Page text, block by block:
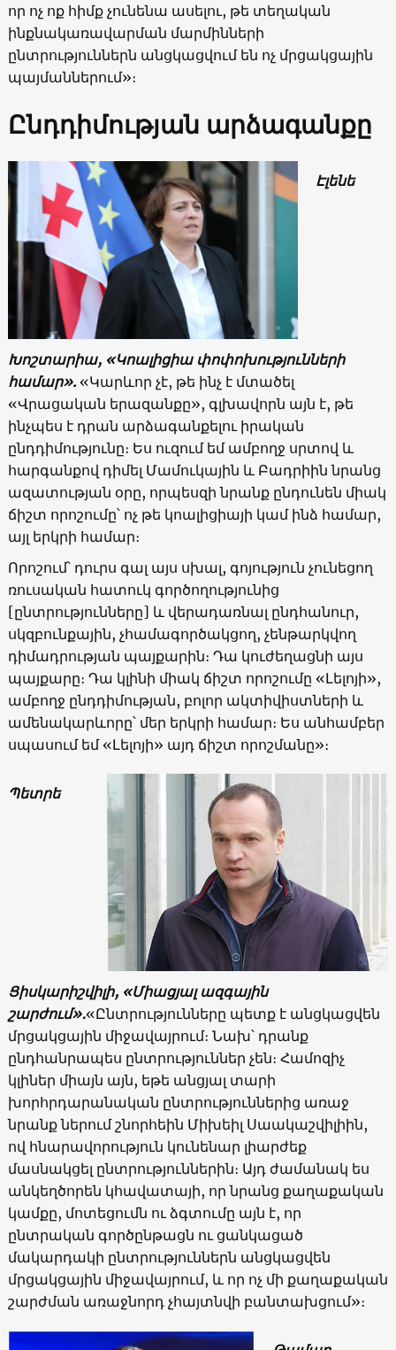
որ ոչ ոք հիմք չունենա ասելու, թե տեղական
ինքնակառավարման մարմինների
ընտրություններն անցկացվում են ոչ մրցակցային
պայմաններում»։
Ընդդիմության արձագանքը
Էլենե
Խոշտարիա, «Կոալիցիա փոփոխությունների
համար».«Կարևոր չէ, թե ինչ է մտածել
«Վրացական երազանքը», գլխավորն այն է, թե
ինչպես է դրան արձագանքելու իրական
ընդդիմությունը։ Ես ուզում եմ ամբողջ սրտով և
հարգանքով դիմել Մամուկային և Բադրիին նրանց
ազատության օրը, որպեսզի նրանք ընդունեն միակ
ճիշտ որոշումը՝ ոչ թե կոալիցիայի կամ ինձ համար,
այլ երկրի համար։
Որոշում՝ դուրս գալ այս սխալ, գոյություն չունեցող
ռուսական հատուկ գործողությունից
[ընտրությունները] և վերադառնալ ընդհանուր,
սկզբունքային, չհամագործակցող, չենթարկվող
դիմադրության պայքարին։ Դա կուժեղացնի այս
պայքարը։ Դա կլինի միակ ճիշտ որոշումը «Լելոյի»,
ամբողջ ընդդիմության, բոլոր ակտիվիստների և
ամենակարևորը՝ մեր երկրի համար։ Ես անհամբեր
սպասում եմ «Լելոյի» այդ ճիշտ որոշմանը»։
Պետրե
Ցիսկարիշվիլի, «Միացյալ ազգային
շարժում»․«Ընտրությունները պետք է անցկացվեն
մրցակցային միջավայրում։ Նախ՝ դրանք
ընդհանրապես ընտրություններ չեն։ Համոզիչ
կլիներ միայն այն, եթե անցյալ տարի
խորհրդարանական ընտրություններից առաջ
նրանք ներում շնորհեին Միխեիլ Սաակաշվիլիին,
ով հնարավորություն կունենար լիարժեք
մասնակցել ընտրություններին։ Այդ ժամանակ ես
անկեղծորեն կհավատայի, որ նրանց քաղաքական
կամքը, մոտեցումն ու ձգտումը այն է, որ
ընտրական գործընթացն ու ցանկացած
մակարդակի ընտրություններն անցկացվեն
մրցակցային միջավայրում, և որ ոչ մի քաղաքական
շարժման առաջնորդ չհայտնվի բանտախցում»։